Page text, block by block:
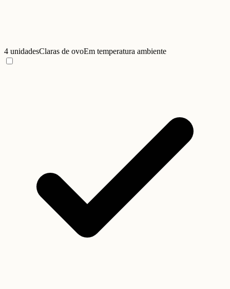
4 unidadesClaras de ovoEm temperatura ambiente